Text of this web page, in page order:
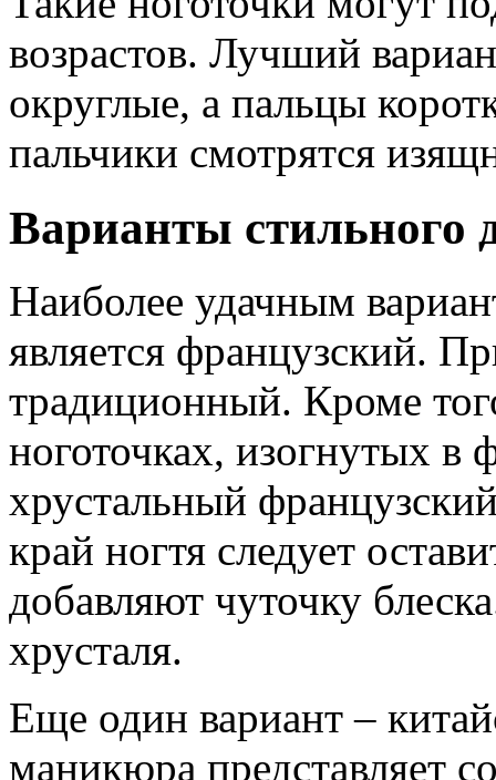
возрастов. Лучший
округлые, а пальцы
пальчики смотрятся
Варианты стильного
Наиболее удачным
является французский.
традиционный. Кроме
ноготочках, изогнутых в
хрустальный
край ногтя следует
добавляют чуточку
хрусталя.
Еще один вариант –
маникюра представляет